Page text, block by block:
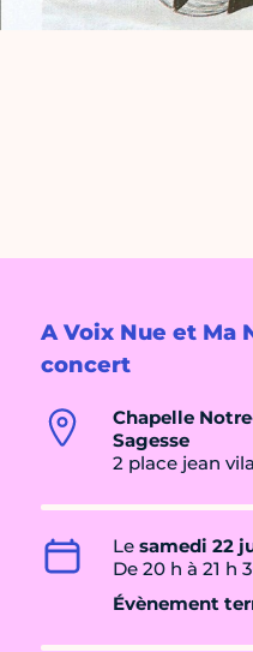
A Voix Nue et Ma
concert
Chapelle
Sagesse
2 place jean
Le samedi 22
De 20 h à 21 h
Évènement